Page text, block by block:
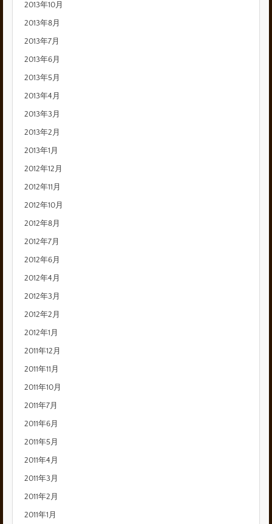
2013年10月
2013年8月
2013年7月
2013年6月
2013年5月
2013年4月
2013年3月
2013年2月
2013年1月
2012年12月
2012年11月
2012年10月
2012年8月
2012年7月
2012年6月
2012年4月
2012年3月
2012年2月
2012年1月
2011年12月
2011年11月
2011年10月
2011年7月
2011年6月
2011年5月
2011年4月
2011年3月
2011年2月
2011年1月